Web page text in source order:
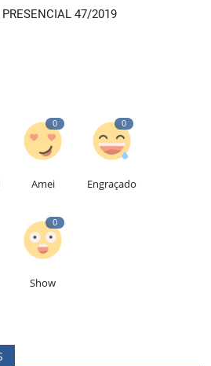
PRESENCIAL 47/2019
0
Amei
0
Engraçado
0
Show